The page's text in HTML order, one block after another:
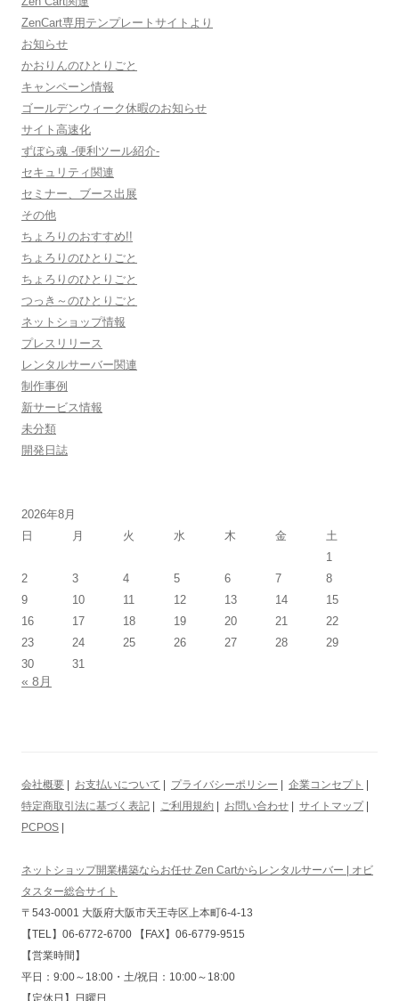
ZenCart専用テンプレートサイトより
お知らせ
かおりんのひとりごと
キャンペーン情報
ゴールデンウィーク休暇のお知らせ
サイト高速化
ずぼら魂 -便利ツール紹介-
セキュリティ関連
セミナー、ブース出展
その他
ちょろりのおすすめ!!
ちょろりのひとりごと
ちょろりのひとりごと
つっき～のひとりごと
ネットショップ情報
プレスリリース
レンタルサーバー関連
制作事例
新サービス情報
未分類
開発日誌
2026年8月
日
月 火 水 木 金
土
1
2
3 4 5 6 7
8
9
10 11 12 13 14
15
16
17 18 19 20 21
22
23
24 25 26 27 28
29
30
31
« 8月
会社概要 お支払いについて プライバシーポリシー 企業コンセプト
特定商取引法に基づく表記
ご利用規約 お問い合わせ サイトマップ|
PCPOS
ネットショップ開業構築ならお任せ Zen Cartからレンタルサーバー | オビ
タスター総合サイト
〒543-0001 大阪府大阪市天王寺区上本町6-4-13
【TEL】06-6772-6700 【FAX】06-6779-9515
【営業時間】
平日：9:00～18:00・土/祝日：10:00～18:00
【定休日】日曜日